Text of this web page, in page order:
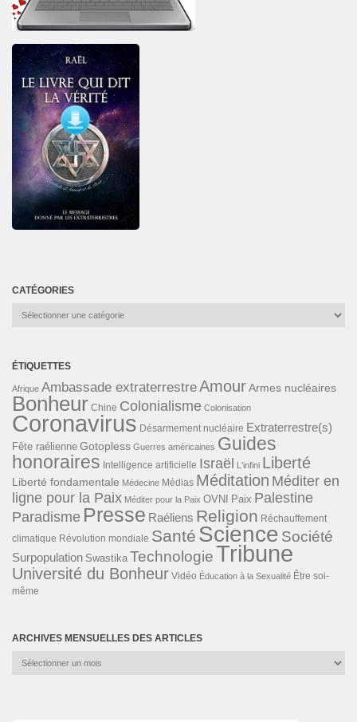
CATÉGORIES
Catégories
ÉTIQUETTES
Afrique Ambassade extraterrestreAmourArmes nucléaires
Bonheur Chine Colonialisme Colonisation
Coronavirus Désarmement nucléaire Extraterrestre(s)
Fête raélienne Gotopless Guerres américaines Guides
honoraires Intelligence artificielle Israël L'infini Liberté
Liberté fondamentale Médecine Médias Méditation Méditer en
ligne pour la Paix Méditer pour la Paix OVNI Paix Palestine
Paradisme Presse Raéliens Religion Réchauffement
climatique Révolution mondiale Santé Science Société
Surpopulation Swastika TechnologieTribune
Université du Bonheur Vidéo Éducation à la Sexualité Être soi-
même
ARCHIVES MENSUELLES DES ARTICLES
Archives